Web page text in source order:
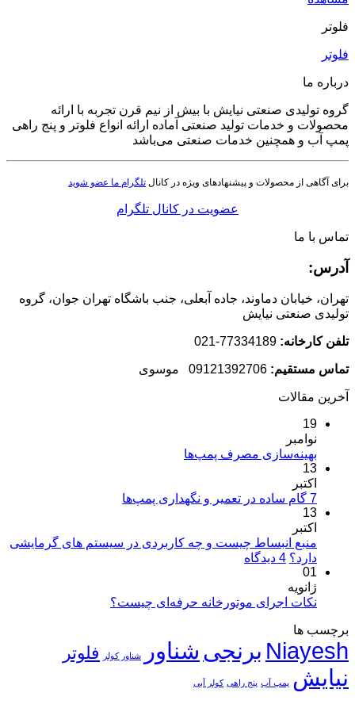
فلوتر
فلوتر
درباره ما
گروه تولیدی صنعتی نیایش با بیش از نیم قرن تجربه با ارائه
محصولات و خدمات تولید صنعتی آماده ارائه انواع فلوتر و پنج راهی
پمپ آب و همچنین خدمات صنعتی می‌باشد
برای آگاهی از محصولات و پیشنهادهای ویژه در کانال تلگرام ما عضو شوید
عضویت در کانال تلگرام
تماس با ما
آدرس:
تهران، خیابان دماوند، جاده آبعلی، جنب باشگاه تهران جوان، گروه
تولیدی صنعتی نیایش
تلفن کارخانه: 77334189-021
تماس مستقیم: 09121392706 موسوی
آخرین مقالات
19
نوامبر
بهینه‌سازی مصرف پمپ‌ها
بهینه‌سازی
نشده
13
اکتبر
7 گام ساده در تعمیر و نگهداری پمپ‌ها
7
تعمیر
پمپ‌ها
نشده
13
اکتبر
منبع انبساط چیست و چه کاربردی در سیستم های گرمایشی
دارد؟ 4 دیدگاه
چیست
کاربردی
در
سیستم
های
01
ژانویه
نکات اجرای موتورخانه حرفه‌ای چیست؟
نکات
اجرای موتورخانه
نشده
برچسب ها
Niayesh برنجی شناور شناور کولر فلوتر
نیایش پمپ آب پنج راهی کولر آبی